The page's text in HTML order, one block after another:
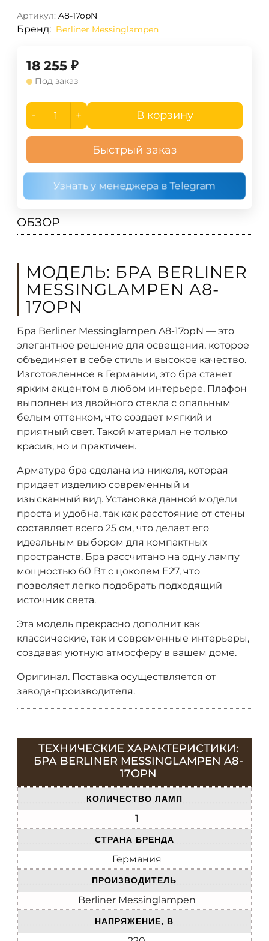
Артикул: A8-17opN
Бренд: Berliner Messinglampen
18 255 ₽
Под заказ
- + В корзину
Быстрый заказ
Узнать у менеджера в Telegram
ОБЗОР
МОДЕЛЬ: БРА BERLINER
MESSINGLAMPEN A8-
17OPN
Бра Berliner Messinglampen A8-17opN — это
элегантное решение для освещения, которое
объединяет в себе стиль и высокое качество.
Изготовленное в Германии, это бра станет
ярким акцентом в любом интерьере. Плафон
выполнен из двойного стекла с опальным
белым оттенком, что создает мягкий и
приятный свет. Такой материал не только
красив, но и практичен.
Арматура бра сделана из никеля, которая
придает изделию современный и
изысканный вид. Установка данной модели
проста и удобна, так как расстояние от стены
составляет всего 25 см, что делает его
идеальным выбором для компактных
пространств. Бра рассчитано на одну лампу
мощностью 60 Вт с цоколем E27, что
позволяет легко подобрать подходящий
источник света.
Эта модель прекрасно дополнит как
классические, так и современные интерьеры,
создавая уютную атмосферу в вашем доме.
Оригинал. Поставка осуществляется от
завода-производителя.
ТЕХНИЧЕСКИЕ ХАРАКТЕРИСТИКИ:
БРА BERLINER MESSINGLAMPEN A8-
17OPN
КОЛИЧЕСТВО ЛАМП
1
СТРАНА БРЕНДА
Германия
ПРОИЗВОДИТЕЛЬ
Berliner Messinglampen
НАПРЯЖЕНИЕ, В